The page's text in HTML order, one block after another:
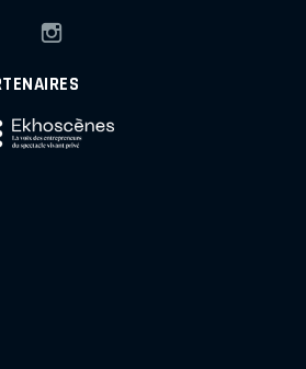
Facebook